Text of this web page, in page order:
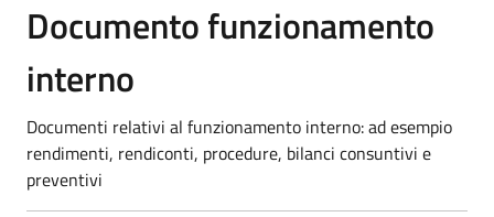
Documento funzionamento
interno
Documenti relativi al funzionamento interno: ad esempio
rendimenti, rendiconti, procedure, bilanci consuntivi e
preventivi